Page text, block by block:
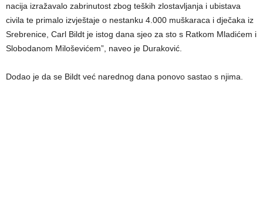
nacija izražavalo zabrinutost zbog teških zlostavljanja i ubistava
civila te primalo izvještaje o nestanku 4.000 muškaraca i dječaka iz
Srebrenice, Carl Bildt je istog dana sjeo za sto s Ratkom Mladićem i
Slobodanom Miloševićem”, naveo je Duraković.
Dodao je da se Bildt već narednog dana ponovo sastao s njima.